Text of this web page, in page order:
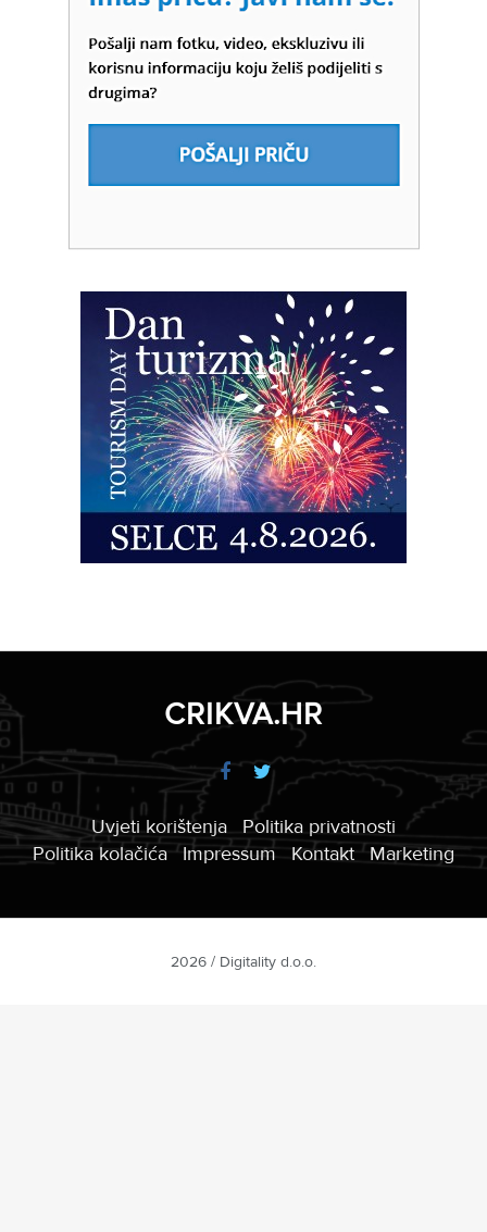
CRIKVA.HR
Uvjeti korištenja
Politika privatnosti
Politika kolačića
Impressum Kontakt Marketing
2026 / Digitality d.o.o.